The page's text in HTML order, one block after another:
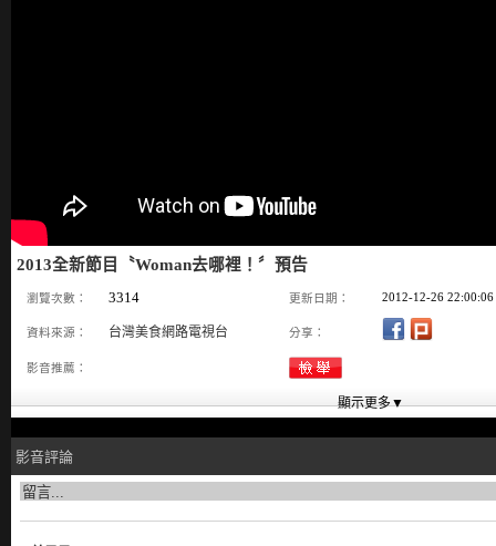
2013全新節目〝Woman去哪裡！〞預告
瀏覽次數： 3314 更新日期： 2012-12-26 22:00:06
資料來源： 台灣美食網路電視台 分享：
影音推薦：
影音評論